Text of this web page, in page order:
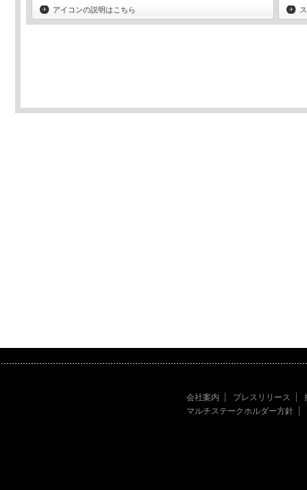
アイコンの説明はこちら
会社案内 プレスリリース
マルチステークホルダー方針